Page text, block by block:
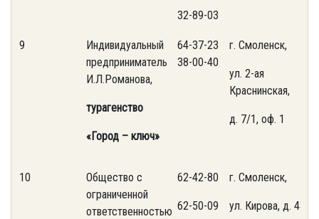
32-89-03
9
Индивидуальный
предприниматель
И.Л.Романова,
турагенство
«Город – ключ»
64-37-23
38-00-40
г. Смоленск,
ул. 2-ая
Краснинская,
д. 7/1, оф. 1
10
Общество с
ограниченной
ответственностью
62-42-80
62-50-09
г. Смоленск,
ул. Кирова, д. 43